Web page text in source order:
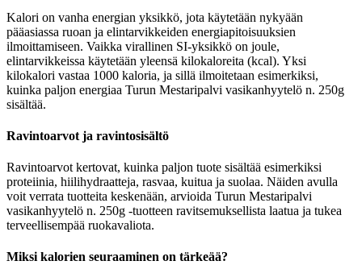
Kalori on vanha energian yksikkö, jota käytetään nykyään
pääasiassa ruoan ja elintarvikkeiden energiapitoisuuksien
ilmoittamiseen. Vaikka virallinen SI-yksikkö on joule,
elintarvikkeissa käytetään yleensä kilokaloreita (kcal). Yksi
kilokalori vastaa 1000 kaloria, ja sillä ilmoitetaan esimerkiksi,
kuinka paljon energiaa Turun Mestaripalvi vasikanhyytelö n. 250g
sisältää.
Ravintoarvot ja ravintosisältö
Ravintoarvot kertovat, kuinka paljon tuote sisältää esimerkiksi
proteiinia, hiilihydraatteja, rasvaa, kuitua ja suolaa. Näiden avulla
voit verrata tuotteita keskenään, arvioida Turun Mestaripalvi
vasikanhyytelö n. 250g -tuotteen ravitsemuksellista laatua ja tukea
terveellisempää ruokavaliota.
Miksi kalorien seuraaminen on tärkeää?